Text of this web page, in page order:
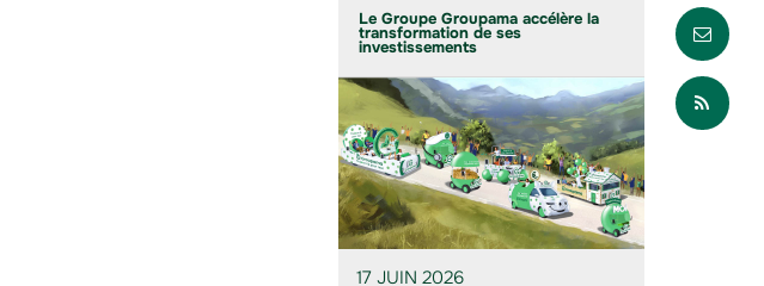
Le Groupe Groupama accélère la
transformation de ses
investissements
17 JUIN 2026